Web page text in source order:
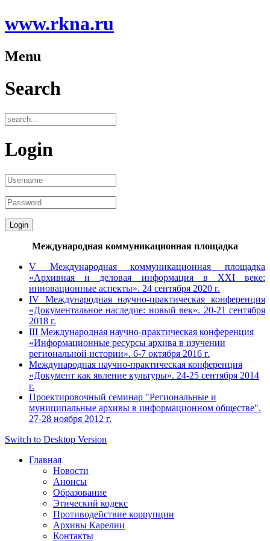
www.rkna.ru
Menu
Search
Login
Международная коммуникационная площадка
V Международная коммуникационная площадка
«Архивная и деловая информация в XXI веке:
инновационные аспекты». 24 сентября 2020 г.
IV Международная научно-практическая конференция
«Документальное наследие: новый век». 20-21 сентября
2018 г.
III Международная научно-практическая конференция
«Информационные ресурсы архива в изучении
региональной истории». 6-7 октября 2016 г.
Международная научно-практическая конференция
«Документ как явление культуры». 24-25 сентября 2014
г.
Проектировочный семинар "Региональные и
муниципальные архивы в информационном обществе".
27-28 ноября 2012 г.
Switch to Desktop Version
Главная
Новости
Анонсы
Образование
Этический кодекс
Противодействие коррупции
Архивы Карелии
Контакты